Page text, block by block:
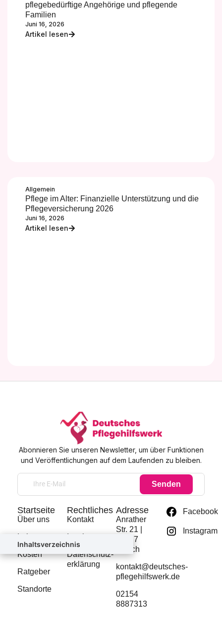
pflegebedürftige Angehörige und pflegende
Familien
Juni 16, 2026
Artikel lesen
Allgemein
Pflege im Alter: Finanzielle Unterstützung und die
Pflegeversicherung 2026
Juni 16, 2026
Artikel lesen
Inhaltsverzeichnis
Abonnieren Sie unseren Newsletter, um über Funktionen
und Veröffentlichungen auf dem Laufenden zu bleiben.
Senden
Startseite
Über uns
Leistungen
Kosten
Ratgeber
Standorte
Rechtliches
Kontakt
Imprint
Datenschutz­
erklärung
Adresse
Anrather
Str. 21 |
47877
Willich
kontakt@deutsches-
pflegehilfswerk.de
02154
8887313
Facebook
Instagram